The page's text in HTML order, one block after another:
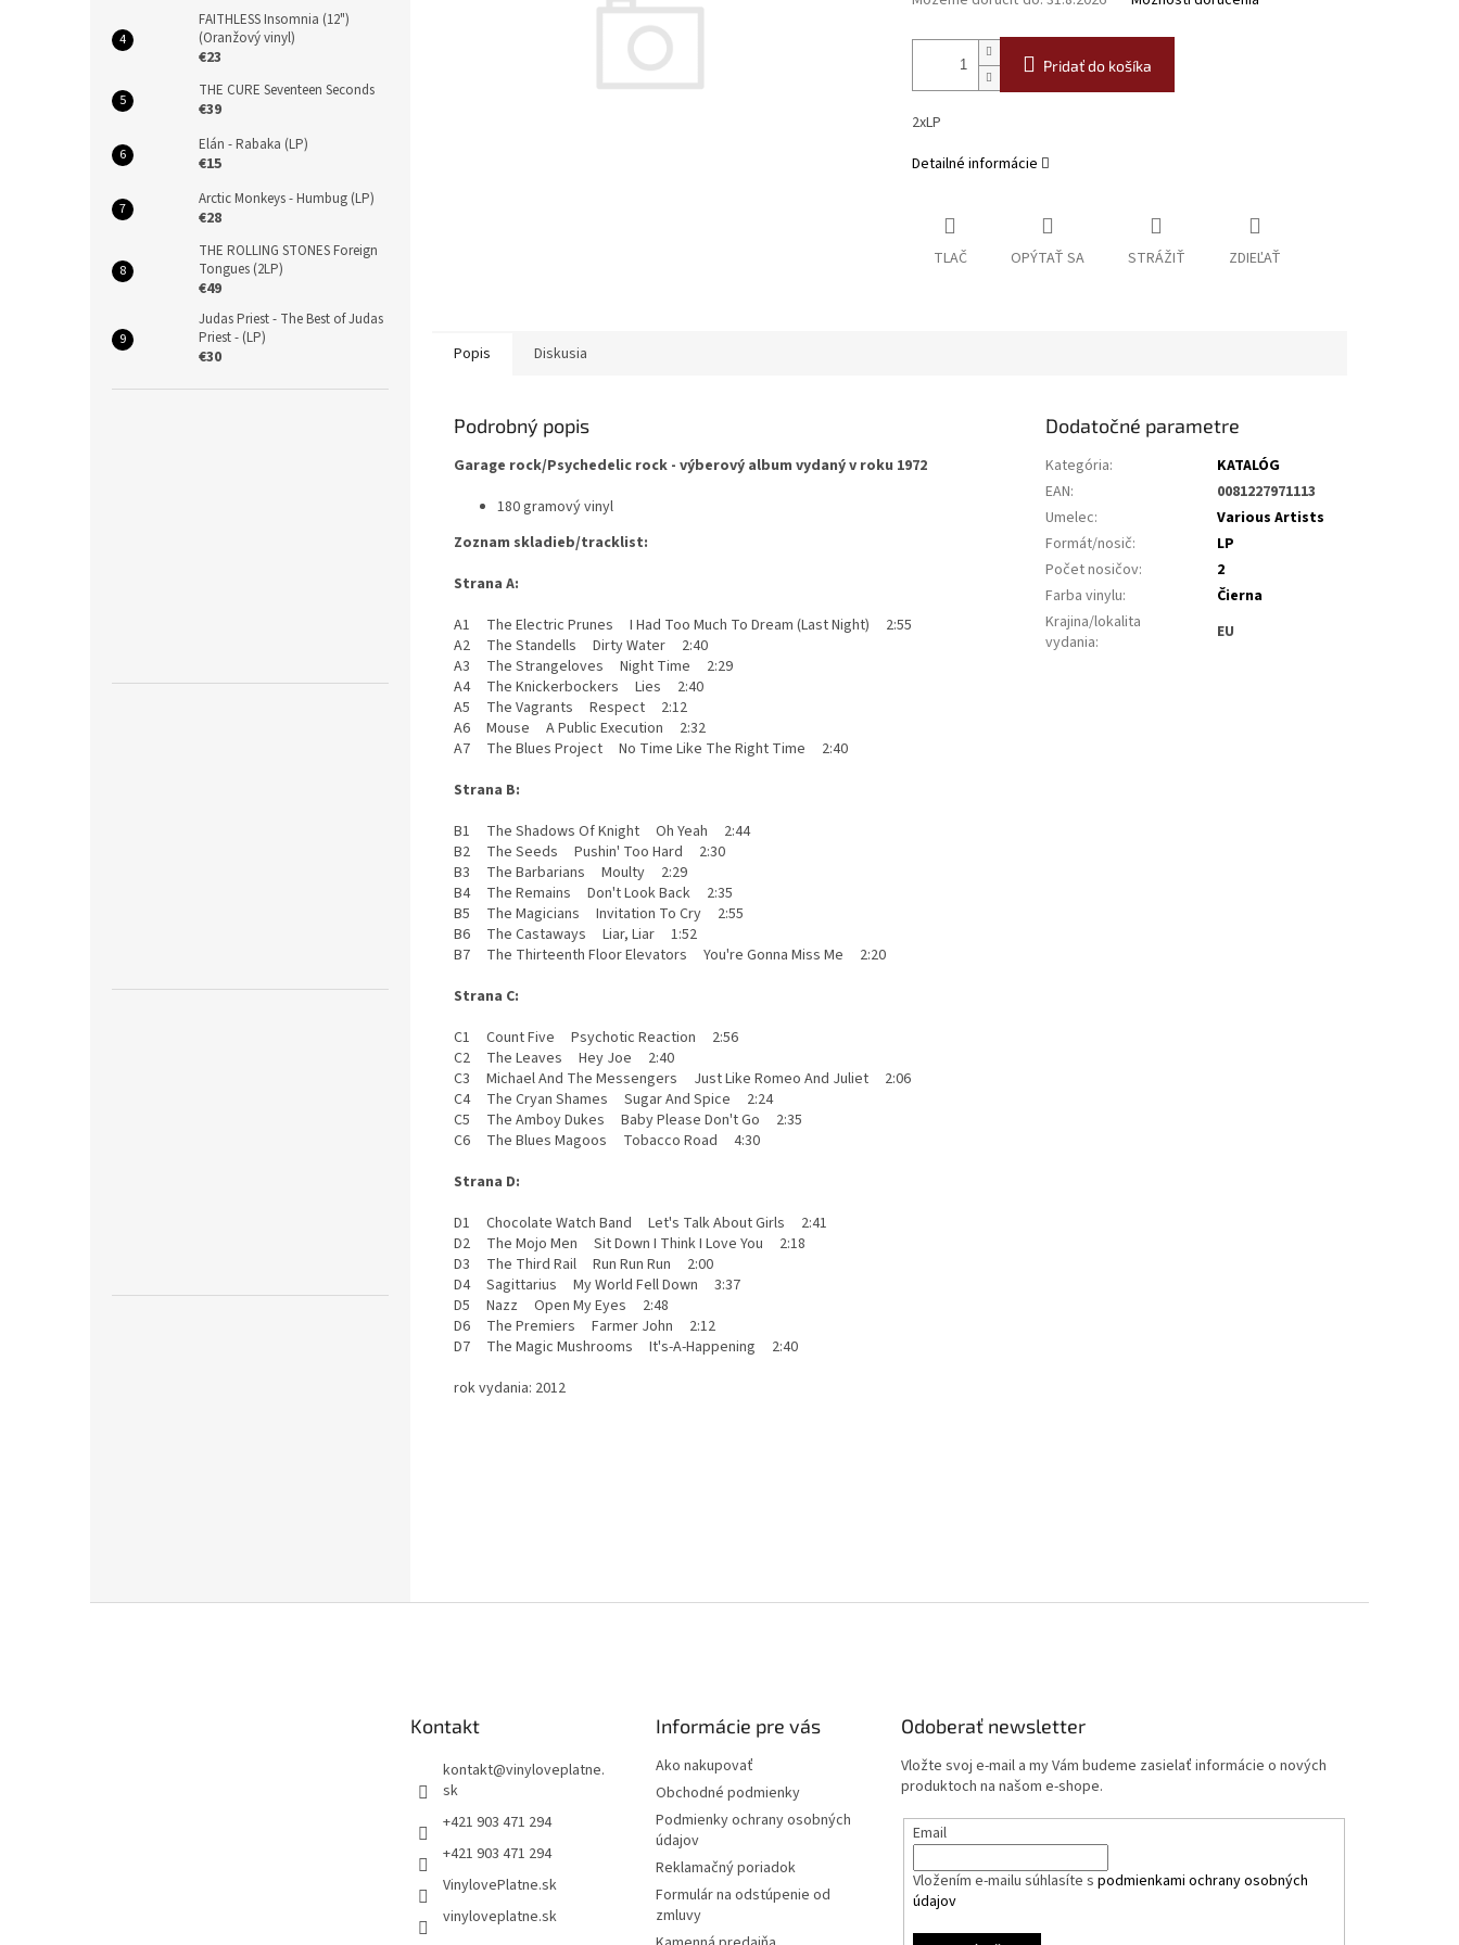
FAITHLESS Insomnia (12")
(Oranžový vinyl)
€23
THE CURE Seventeen Seconds
€39
Elán - Rabaka (LP)
€15
Arctic Monkeys - Humbug (LP)
€28
THE ROLLING STONES Foreign
Tongues (2LP)
€49
Judas Priest - The Best of Judas
Priest - (LP)
€30
Pridať do košíka
2xLP
Detailné informácie
TLAČ OPÝTAŤ SA STRÁŽIŤ ZDIEĽAŤ
Popis Diskusia
Podrobný popis
Garage rock/Psychedelic rock - výberový album vydaný v roku 1972
180 gramový vinyl
Zoznam skladieb/tracklist:
Strana A:
A1 The Electric Prunes I Had Too Much To Dream (Last Night) 2:55
A2 The Standells Dirty Water 2:40
A3 The Strangeloves Night Time 2:29
A4 The Knickerbockers Lies 2:40
A5 The Vagrants Respect 2:12
A6 Mouse A Public Execution 2:32
A7 The Blues Project No Time Like The Right Time 2:40
Strana B:
B1 The Shadows Of Knight Oh Yeah 2:44
B2 The Seeds Pushin' Too Hard 2:30
B3 The Barbarians Moulty 2:29
B4 The Remains Don't Look Back 2:35
B5 The Magicians Invitation To Cry 2:55
B6 The Castaways Liar, Liar 1:52
B7 The Thirteenth Floor Elevators You're Gonna Miss Me 2:20
Strana C:
C1 Count Five Psychotic Reaction 2:56
C2 The Leaves Hey Joe 2:40
C3 Michael And The Messengers Just Like Romeo And Juliet 2:06
C4 The Cryan Shames Sugar And Spice 2:24
C5 The Amboy Dukes Baby Please Don't Go 2:35
C6 The Blues Magoos Tobacco Road 4:30
Strana D:
D1 Chocolate Watch Band Let's Talk About Girls 2:41
D2 The Mojo Men Sit Down I Think I Love You 2:18
D3 The Third Rail Run Run Run 2:00
D4 Sagittarius My World Fell Down 3:37
D5 Nazz Open My Eyes 2:48
D6 The Premiers Farmer John 2:12
D7 The Magic Mushrooms It's-A-Happening 2:40
rok vydania: 2012
Dodatočné parametre
Kategória:
KATALÓG
EAN:
0081227971113
Umelec:
Various Artists
Formát/nosič:
LP
Počet nosičov:
2
Farba vinylu:
Čierna
Krajina/lokalita
vydania: EU
Kontakt
kontakt@vinyloveplatne.
sk
+421 903 471 294
+421 903 471 294
VinylovePlatne.sk
vinyloveplatne.sk
Informácie pre vás
Ako nakupovať
Obchodné podmienky
Podmienky ochrany osobných
údajov
Reklamačný poriadok
Formulár na odstúpenie od
zmluvy
Odoberať newsletter
Vložte svoj e-mail a my Vám budeme zasielať informácie o nových
produktoch na našom e-shope.
Email
Vložením e-mailu súhlasíte spodmienkami ochrany osobných
údajov